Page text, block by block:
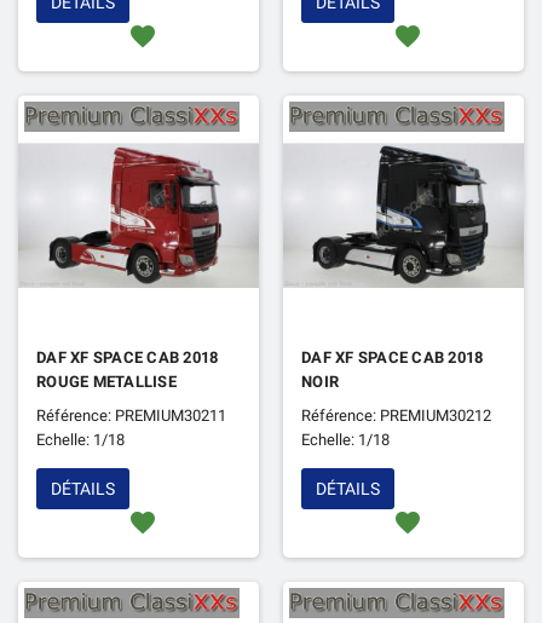
favorite favorite
DAF XF SPACE CAB 2018
ROUGE METALLISE
Référence: PREMIUM30211
Echelle: 1/18
favorite
DÉTAILS
DAF XF SPACE CAB 2018
NOIR
Référence: PREMIUM30212
Echelle: 1/18
favorite
DÉTAILS